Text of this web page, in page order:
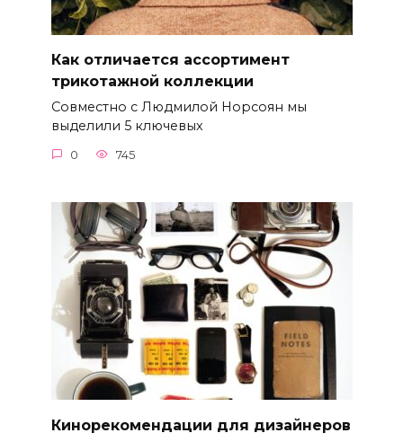
Как отличается ассортимент
трикотажной коллекции
Совместно с Людмилой Норсоян мы
выделили 5 ключевых
0 745
Кинорекомендации для дизайнеров